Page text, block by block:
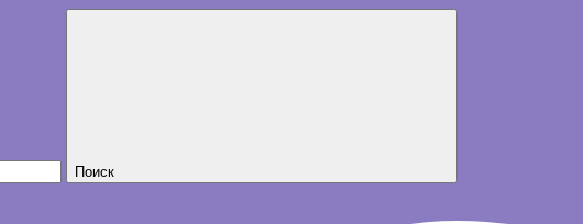
Поиск